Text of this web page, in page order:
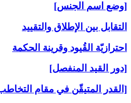
[وضع اسم الجنس]
التقابل بين الإطلاق والتقييد
احترازيّة القُيود وقرينة الحكمة
[دور القيد المنفصل]
[القدر المتيقّن في مقام